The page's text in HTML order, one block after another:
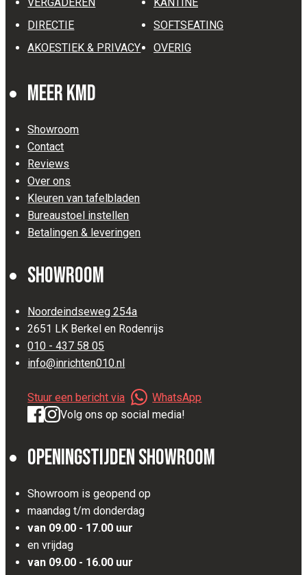
DIRECTIE
SOFTSEATING
AKOESTIEK & PRIVACY
OVERIG
Meer KMD
Showroom
Contact
Reviews
Over ons
Kleuren van tafelbladen
Bureaustoel instellen
Betalingen & leveringen
Showroom
Noordeindseweg 254a
2651 LK Berkel en Rodenrijs
010 - 437 58 05
info@inrichten010.nl
Stuur een bericht via
WhatsApp
Volg ons op social media!
Openingstijden Showroom
Showroom is geopend op
maandag t/m donderdag
van 09.00 - 17.00 uur
en vrijdag
van 09.00 - 16.00 uur